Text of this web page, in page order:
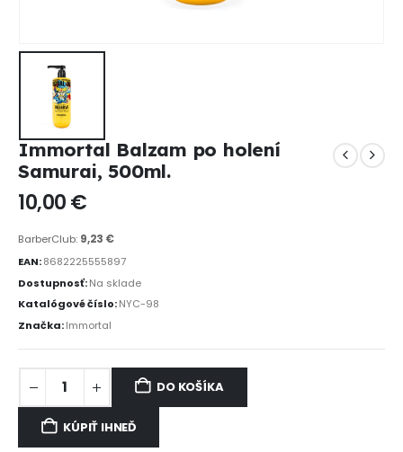
Immortal Balzam po holení
Samurai, 500ml.
10,00€
BarberClub: 9,23 €
EAN:8682225555897
Dostupnosť:Na sklade
Katalógové číslo:NYC-98
Značka:Immortal
DO KOŠÍKA
KÚPIŤ IHNEĎ